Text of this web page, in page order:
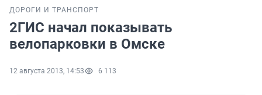
ДОРОГИ И ТРАНСПОРТ
2ГИС начал показывать
велопарковки в Омске
12 августа 2013, 14:53 6 113